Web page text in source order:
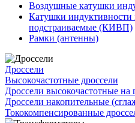
Воздушные катушки
Катушки индуктивности
подстраиваемые (КИВП)
Рамки (антенны)
Дроссели
Высокочастотные дроссели
Дроссели высокочастотные на
Дроссели накопительные
Тококомпенсированные